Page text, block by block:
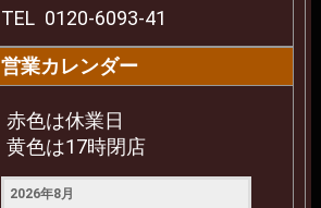
TEL 0120-6093-41
営業カレンダー
赤色は休業日
黄色は17時閉店
2026年8月